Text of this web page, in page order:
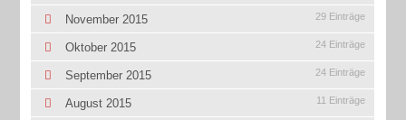
November 2015 29 Einträge
Oktober 2015 24 Einträge
September 2015 24 Einträge
August 2015 11 Einträge